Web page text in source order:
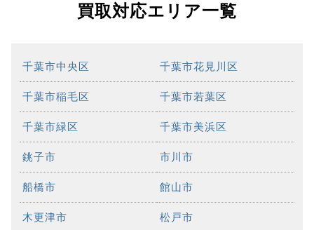
買取対応エリア一覧
千葉市中央区 千葉市花見川区
千葉市稲毛区 千葉市若葉区
千葉市緑区 千葉市美浜区
銚子市 市川市
船橋市 館山市
木更津市 松戸市